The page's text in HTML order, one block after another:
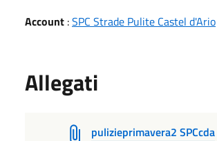
Account :SPC Strade Pulite Castel d'Ario
Allegati
pulizieprimavera2 SPCcda